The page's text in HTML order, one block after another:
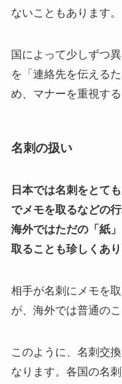
ないこともあります。
国によって少しずつ
を「連絡先を伝える
め、マナーを重視す
名刺の扱い
日本では名刺をとて
でメモを取るなどの
海外ではただの「紙
取ることも珍しくあり
相手が名刺にメモを
が、海外では普通の
このように、名刺交
なります。各国の名